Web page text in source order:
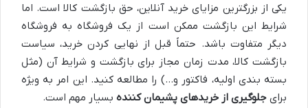
یکی از بزرگترین مزایای خرید آنلاین، حق بازگشت کالا است. اما
شرایط این بازگشت ممکن است از یک فروشگاه به فروشگاه
دیگر متفاوت باشد. حتماً قبل از نهایی کردن خرید، سیاست
بازگشت کالا، مدت زمان مجاز برای بازگشت و شرایط آن (مثل
بسته بندی اولیه، فاکتور و…) را مطالعه کنید. این امر به ویژه
برای جلوگیری از خریدهای پشیمان کننده بسیار مهم است.